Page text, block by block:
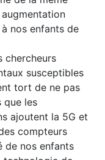
nos enfants de
chercheurs
susceptibles
tort de ne pas
que les
ajoutent la 5G et
compteurs
de nos enfants